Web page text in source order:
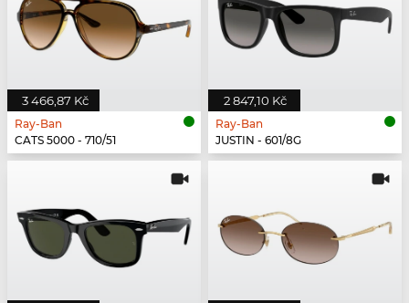
3 466,87 Kč
Ray-Ban
CATS 5000 - 710/51
2 847,10 Kč
Ray-Ban
JUSTIN - 601/8G